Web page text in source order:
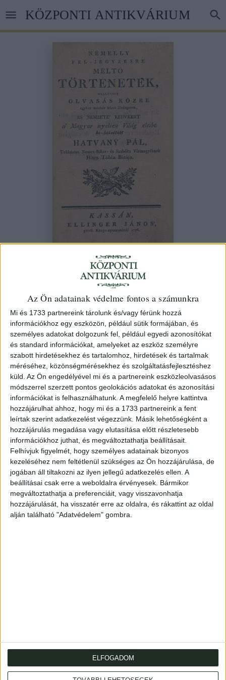
Az Ön adatainak védelme fontos a számunkra
Mi és 1733 partnereink tárolunk és/vagy férünk hozzá
információkhoz egy eszközön, például sütik formájában, és
személyes adatokat dolgozunk fel, például egyedi azonosítókat
és standard információkat, amelyeket az eszköz személyre
szabott hirdetésekhez és tartalomhoz, hirdetések és tartalmak
méréséhez, közönségmérésekhez és szolgáltatásfejlesztéshez
küld. Az Ön engedélyével mi és a partnereink eszközleolvasásos
módszerrel szerzett pontos geolokációs adatokat és azonosítási
információkat is felhasználhatunk. A megfelelő helyre kattintva
hozzájárulhat ahhoz, hogy mi és a 1733 partnereink a fent
leírtak szerint adatkezelést végezzünk. Másik lehetőségként a
hozzájárulás megadása vagy elutasítása előtt részletesebb
információkhoz juthat, és megváltoztathatja beállításait.
Felhívjuk figyelmét, hogy személyes adatainak bizonyos
kezeléséhez nem feltétlenül szükséges az Ön hozzájárulása, de
jogában áll tiltakozni az ilyen jellegű adatkezelés ellen. A
beállításai csak erre a weboldalra érvényesek. Bármikor
megváltoztathatja a preferenciáit, vagy visszavonhatja
hozzájárulását, ha visszatér erre az oldalra, és rákattint az oldal
alján található "Adatvédelem" gombra.
ELFOGADOM
tartalomra
KÖZPONTI ANTIKVÁRIUM
Némelly fel-jegyzésre méltó
történetek, mellyeket olvasás közbe
egykor máskor öszve szedegetett, és
nemzete' kedvéért a' Magyar nyelven
Világ eleibe ki-botsátott ---.
1796 Kassán Ellinger János ny
159. árverés/ 37.
Kikiáltási ár:40 000 Ft
Azonosító
101812
A mű 174 történetet tartalmaz a görög és római időkből.
A kötet elején Gvadányi verse áll, melyet "Ezen nagy
bötsü Munkának Érdemes Authorához" írt.